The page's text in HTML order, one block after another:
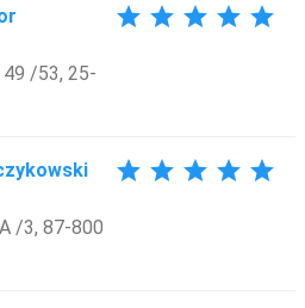
49 /53, 25-
star star star star star
/3, 87-800
star star star star star